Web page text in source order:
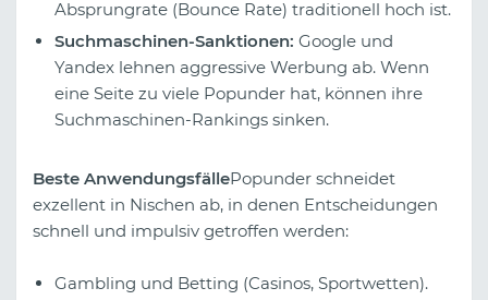
Absprungrate (Bounce Rate) traditionell hoch ist.
Suchmaschinen-Sanktionen: Google und
Yandex lehnen aggressive Werbung ab. Wenn
eine Seite zu viele Popunder hat, können ihre
Suchmaschinen-Rankings sinken.
Beste AnwendungsfällePopunder schneidet
exzellent in Nischen ab, in denen Entscheidungen
schnell und impulsiv getroffen werden:
Gambling und Betting (Casinos, Sportwetten).